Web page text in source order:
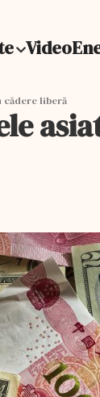
Video
cădere liberă